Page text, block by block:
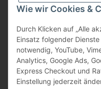
Wie wir Cookies &
Durch Klicken auf „Alle
Einsatz folgender
notwendig, YouTube,
Analytics, Google Ads,
Express Checkout und
Einstellung jederzeit
Informationen
Gesetzliche Informationen